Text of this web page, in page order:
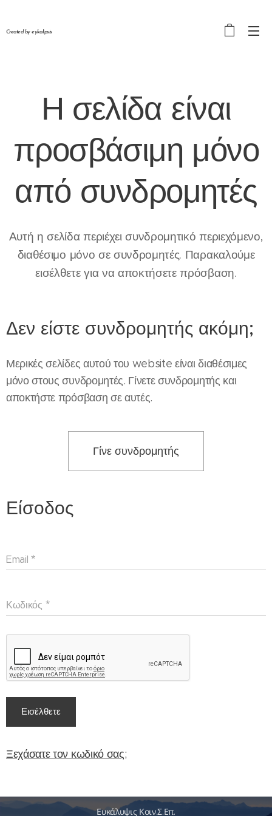
Created by eykalipsis
Η σελίδα είναι
προσβάσιμη μόνο
από συνδρομητές
Αυτή η σελίδα περιέχει συνδρομητικό περιεχόμενο,
διαθέσιμο μόνο σε συνδρομητές. Παρακαλούμε
εισέλθετε για να αποκτήσετε πρόσβαση.
Δεν είστε συνδρομητής ακόμη;
Μερικές σελίδες αυτού του website είναι διαθέσιμες
μόνο στους συνδρομητές. Γίνετε συνδρομητής και
αποκτήστε πρόσβαση σε αυτές.
Γίνε συνδρομητής
Είσοδος
Email
Κωδικός
Εισέλθετε
Ξεχάσατε τον κωδικό σας;
Ευκάλυψις Κοιν.Σ.Επ.